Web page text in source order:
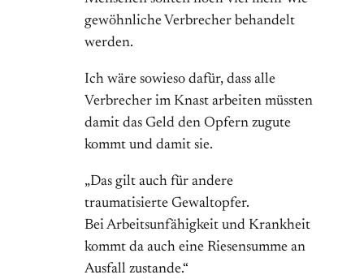
gewöhnliche Verbrecher behandelt
werden.
Ich wäre sowieso dafür, dass alle
Verbrecher im Knast arbeiten müssten
damit das Geld den Opfern zugute
kommt und damit sie.
„Das gilt auch für andere
traumatisierte Gewaltopfer.
Bei Arbeitsunfähigkeit und Krankheit
kommt da auch eine Riesensumme an
Ausfall zustande.“